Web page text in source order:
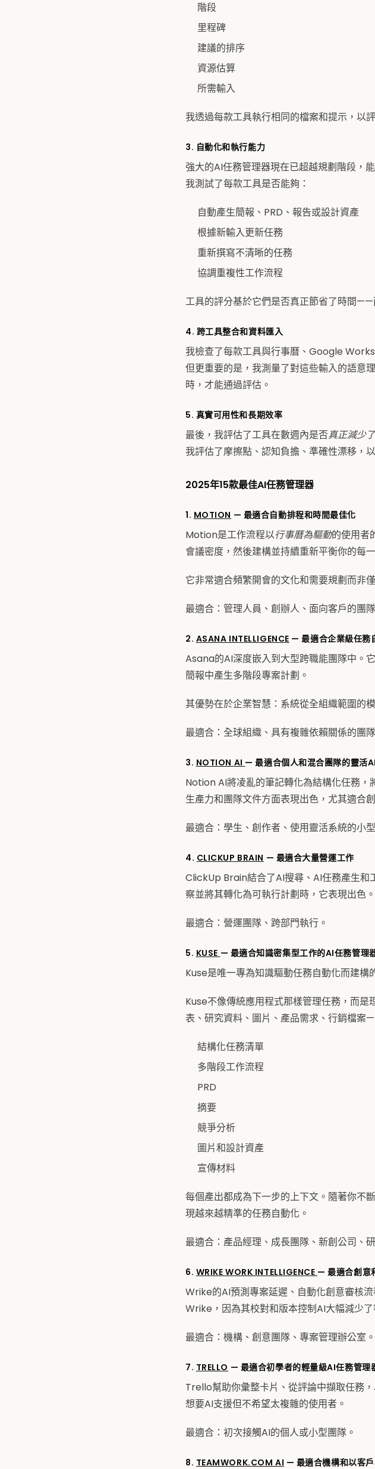
階段
里程碑
建議的排序
資源估算
所需輸入
我透過每款工具執行相同的檔案和提示，以
3. 自動化和執行能力
強大的AI任務管理器現在已超越規劃階段，
我測試了每款工具是否能夠：
自動產生簡報、PRD、報告或設計資產
根據新輸入更新任務
重新撰寫不清晰的任務
協調重複性工作流程
工具的評分基於它們是否真正節省了時間——
4. 跨工具整合和資料匯入
我檢查了每款工具與行事曆、Google
但更重要的是，我測量了對這些輸入的語意
時，才能通過評估。
5. 真實可用性和長期效率
最後，我評估了工具在數週內是否真正減少
我評估了摩擦點、認知負擔、準確性漂移，
2025年15款最佳AI任務管理器
1. MOTION — 最適合自動排程和時間最佳化
Motion是工作流程以行事曆為驅動的使用者
會議密度，然後建構並持續重新平衡你的每
它非常適合頻繁開會的文化和需要規劃而非
最適合：管理人員、創辦人、面向客戶的團
2. ASANA INTELLIGENCE — 最適合企業級任務
Asana的AI深度嵌入到大型跨職能團隊中。
簡報中產生多階段專案計劃。
其優勢在於企業智慧：系統從全組織範圍的
最適合：全球組織、具有複雜依賴關係的團
3. NOTION AI — 最適合個人和混合團隊的靈活
Notion AI將凌亂的筆記轉化為結構化任務
生產力和團隊文件方面表現出色，尤其適合
最適合：學生、創作者、使用靈活系統的小
4. CLICKUP BRAIN — 最適合大量營運工作
ClickUp Brain結合了AI搜尋、AI任務產生和
察並將其轉化為可執行計劃時，它表現出色。
最適合：營運團隊、跨部門執行。
5. KUSE — 最適合知識密集型工作的AI任務管理
Kuse是唯一專為知識驅動任務自動化而建構
Kuse不像傳統應用程式那樣管理任務，而
表、研究資料、圖片、產品需求、行銷檔案
結構化任務清單
多階段工作流程
PRD
摘要
競爭分析
圖片和設計資產
宣傳材料
每個產出都成為下一步的上下文。隨著你不
現越來越精準的任務自動化。
最適合：產品經理、成長團隊、新創公司、
6. WRIKE WORK INTELLIGENCE — 最適合創意
Wrike的AI預測專案延遲、自動化創意審核
Wrike，因為其校對和版本控制AI大幅減少了
最適合：機構、創意團隊、專案管理辦公室。
7. TRELLO — 最適合初學者的輕量級AI任務管理
Trello幫助你彙整卡片、從評論中擷取任務
想要AI支援但不希望太複雜的使用者。
最適合：初次接觸AI的個人或小型團隊。
8. TEAMWORK.COM AI — 最適合機構和以客